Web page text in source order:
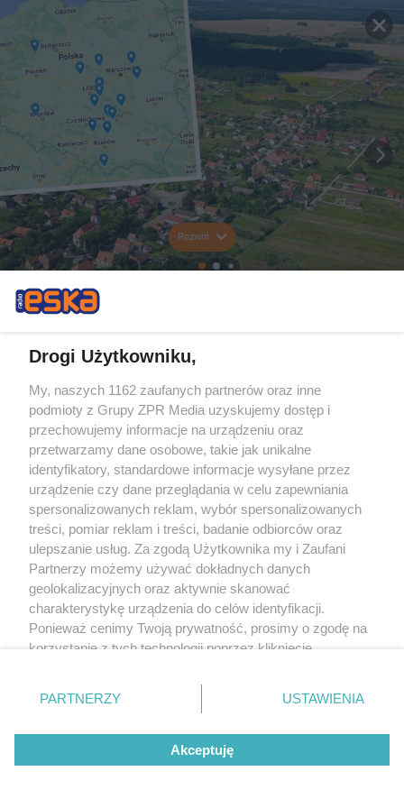
Rozwiń
Drogi Użytkowniku,
My, naszych 1162 zaufanych partnerów oraz inne
podmioty z Grupy ZPR Media uzyskujemy dostęp i
przechowujemy informacje na urządzeniu oraz
przetwarzamy dane osobowe, takie jak unikalne
identyfikatory, standardowe informacje wysyłane przez
urządzenie czy dane przeglądania w celu zapewniania
spersonalizowanych reklam, wybór spersonalizowanych
treści, pomiar reklam i treści, badanie odbiorców oraz
ulepszanie usług. Za zgodą Użytkownika my i Zaufani
Partnerzy możemy używać dokładnych danych
geolokalizacyjnych oraz aktywnie skanować
charakterystykę urządzenia do celów identyfikacji.
Ponieważ cenimy Twoją prywatność, prosimy o zgodę na
korzystanie z tych technologii poprzez kliknięcie
zmienić/wycofać klikając przycisk ustawień prywatności
znajdujący się w lewym dolnym rogu strony
rodzaje przetwarzania danych nie wymagają zgody
użytkownika, ale masz prawo sprzeciwić się takiemu
przetwarzaniu. Preferencje będą miały zastosowanie tylko
PARTNERZY USTAWIENIA
Akceptuję